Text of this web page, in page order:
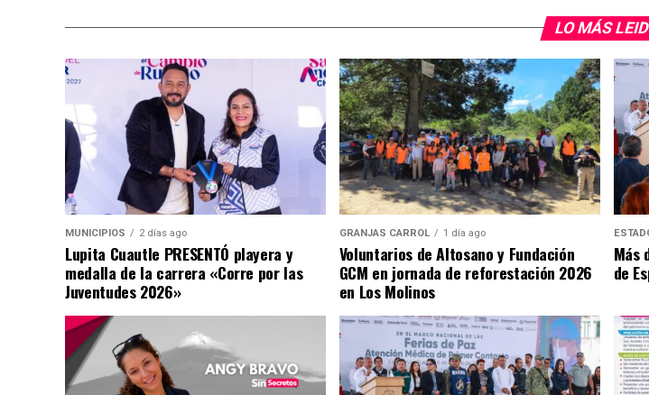
LO MÁS
MUNICIPIOS 2 días ago
Lupita Cuautle PRESENTÓ playera y
medalla de la carrera «Corre por las
Juventudes 2026»
GRANJAS CARROL 1 día ago
Voluntarios de Altosano y Fundación
GCM en jornada de reforestación 2026
en Los Molinos
Más
de